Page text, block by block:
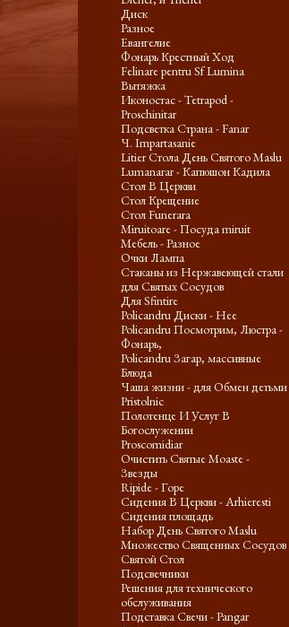
Диск
Разное
Евангелие
Фонарь Крестный Ход
Felinare pentru Sf Lumina
Вытяжка
Иконостас - Tetrapod -
Proschinitar
Подсветка Страна - Fanar
Ч. Impartasanie
Litier Стола День Святого Maslu
Lumanarar - Капюшон Кадила
Стол В Церкви
Стол Крещение
Стол Funerara
Miruitoare - Посуда miruit
Мебель - Разное
Очки Лампа
Стаканы из Нержавеющей стали
для Святых Сосудов
Для Sfintire
Policandru Диски - Нее
Policandru Посмотрим, Люстра -
Фонарь,
Policandru Загар, массивные
Блюда
Чаша жизни - для Обмен детьми
Pristolnic
Полотенце И Услуг В
Богослужении
Proscomidiar
Очистить Святые Moaste -
Звезды
Ripide - Горе
Сидения В Церкви - Arhieresti
Сидения площадь
Набор День Святого Maslu
Множество Священных Сосудов
Святой Стол
Подсвечники
Решения для технического
обслуживания
Подставка Свечи - Pangar